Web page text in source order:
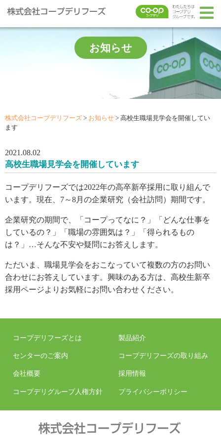
お知らせ
株式会社コープデリフーズ > お知らせ > 高校生職場見学会を開催してい
ます
2021.08.02
高校生職場見学会を開催しています
コープデリフーズでは2022年の高卒新卒採用に取り組んで
います。現在、7～8月の企業研究（会社訪問）期間です。
企業研究の期間で、「コープってなに？」「どんな仕事を
しているの？」「職場の雰囲気は？」「得られるもの
は？」…そんな不安や疑問にお答えします。
ただいま、職場見学会をおこなっていて複数の方のお問い
合わせにお答えしています。興味のある方は、高校生新卒
採用ページよりお気軽にお問い合わせください。
コープデリフーズとは 製品紹介
センターのご案内 コープデリフーズの取り組み
会社概要 採用情報
コープデリグループ人権方針 プライバシーポリシー